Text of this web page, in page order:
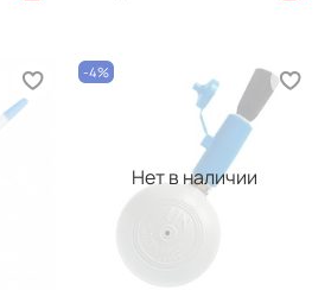
Нет в наличии
-4%